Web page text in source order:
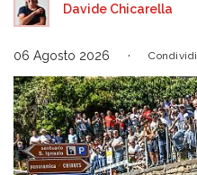
Davide Chicarella
06 Agosto 2026 Condividi